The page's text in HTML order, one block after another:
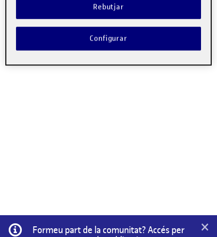
Informació
Formeu part de la comunitat? Accés per
×
Rebutjar
Configurar